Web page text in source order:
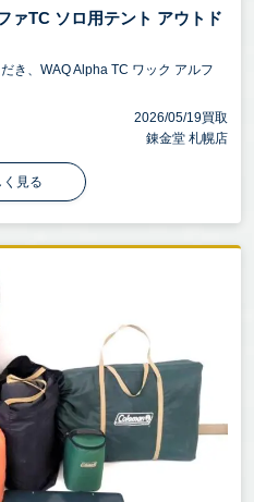
ァTC ソロ用テント アウトド
き、WAQ Alpha TC ワック アルフ
2026/05/19買取
錬金堂 札幌店
く見る